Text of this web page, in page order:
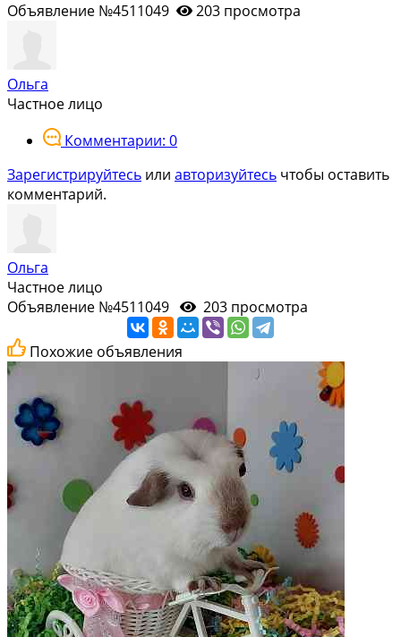
Объявление №4511049
203 просмотра
Ольга
Частное лицо
Комментарии: 0
Зарегистрируйтесь или авторизуйтесь чтобы оставить
комментарий.
Ольга
Частное лицо
Объявление №4511049
203 просмотра
Похожие объявления